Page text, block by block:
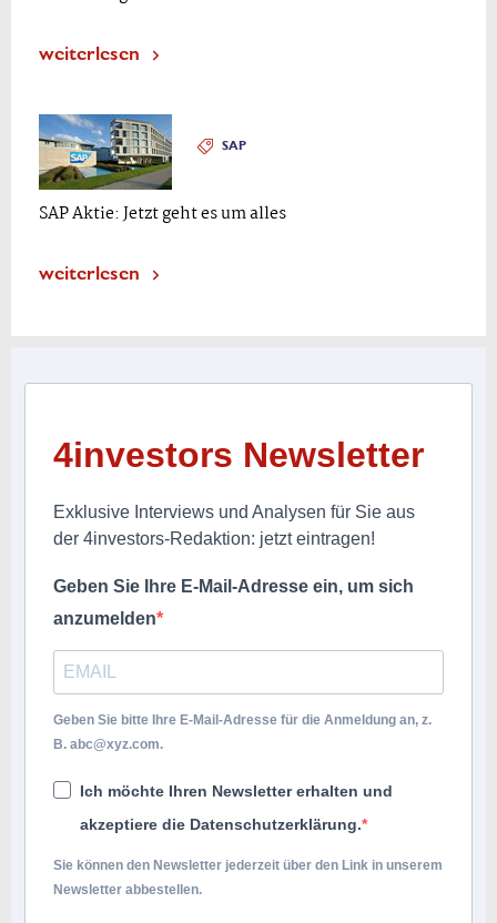
weiterlesen
SAP
SAP Aktie: Jetzt geht es um alles
weiterlesen
4investors Newsletter
Exklusive Interviews und Analysen für Sie aus
der 4investors-Redaktion: jetzt eintragen!
Geben Sie Ihre E-Mail-Adresse ein, um sich
anzumelden
Geben Sie bitte Ihre E-Mail-Adresse für die Anmeldung an, z.
B. abc@xyz.com.
Ich möchte Ihren Newsletter erhalten und
akzeptiere die Datenschutzerklärung.
Sie können den Newsletter jederzeit über den Link in unserem
Newsletter abbestellen.